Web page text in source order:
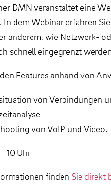
DMN veranstaltet eine
dem Webinar erfahren
anderem, wie Netzwerk-
schnell eingegrenzt
Features anhand von
von Verbindungen
von VoIP und Video.
10 Uhr
finden Sie direkt